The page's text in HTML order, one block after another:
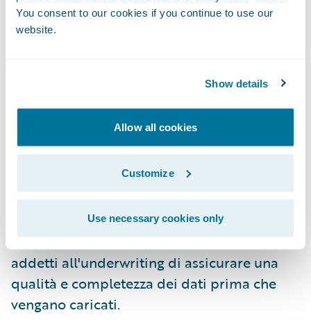
You consent to our cookies if you continue to use our
website.
Show details
Allow all cookies
Customize
Use necessary cookies only
Il Guidewire AppReader™ semplifica e
la fornitura di preventivi agli agenti,
moduli ACORD. Da lungo integrata con
l'Underwriting Management, l'AppReader è
ora disponibile anche pre-integrata col
PolicyCenter e su base indipendente per
essere utilizzato con altri sistemi per le
polizze. Inoltre presenta un'interfaccia di
convalida che consente ai collaboratori
addetti all'underwriting di assicurare una
qualità e completezza dei dati prima che
vengano caricati.